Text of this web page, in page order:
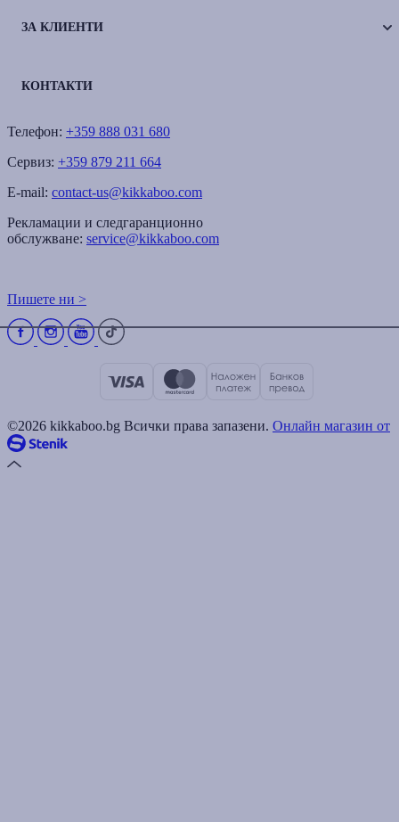
ЗА КЛИЕНТИ
КОНТАКТИ
Телефон: +359 888 031 680
Сервиз: +359 879 211 664
E-mail: contact-us@kikkaboo.com
Рекламации и следгаранционно
обслужване: service@kikkaboo.com
Пишете ни >
©2026 kikkaboo.bg Всички права запазени. Онлайн магазин от